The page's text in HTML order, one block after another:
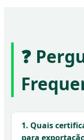
❓
1. Quais
para